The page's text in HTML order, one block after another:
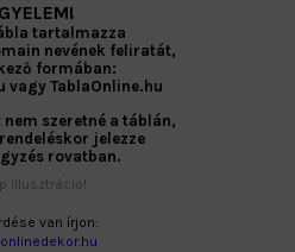
tartalmazza
nevének feliratát,
formában:
vagy TablaOnline.hu
nem szeretné a táblán,
jelezze
rovatban.
illusztráció!
van írjon: